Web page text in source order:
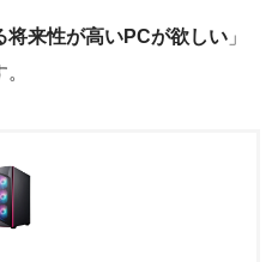
将来性が高いPCが欲しい 」